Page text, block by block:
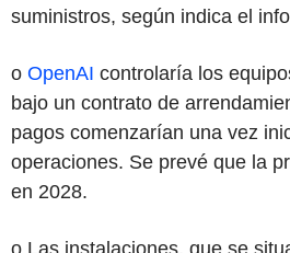
suministros, según indica el
o OpenAI controlaría los
bajo un contrato de
pagos comenzarían una vez
operaciones. Se prevé que la
en 2028.
o Las instalaciones, que se